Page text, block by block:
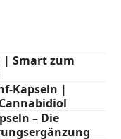
| Smart zum
Kapseln |
– Die